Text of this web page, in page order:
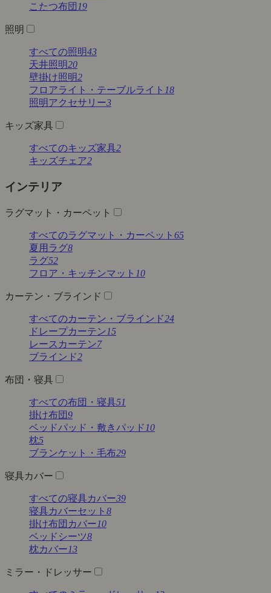
こたつ布団 19
照明
すべての照明43
天井照明20
壁掛け照明2
フロアライト・テーブルライト 18
照明アクセサリー3
キッズ家具
すべてのキッズ家具2
キッズチェア2
インテリア
ラグマット・カーペット
すべてのラグマット・カーペット 65
夏用ラグ8
ラグ52
フロア・キッチンマット 10
カーテン・ブラインド
すべてのカーテン・ブラインド24
ドレープカーテン15
レースカーテン7
ブラインド2
布団・寝具
すべての布団・寝具51
掛け布団9
ベッドパッド・敷きパッド 10
枕5
ブランケット・毛布29
寝具カバー
すべての寝具カバー39
寝具カバーセット 8
掛け布団カバー10
ベッドシーツ8
枕カバー13
ミラー・ドレッサー